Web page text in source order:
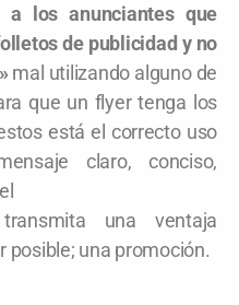
a los anunciantes que
de publicidad y no
mal utilizando alguno de
que un flyer tenga los
está el correcto uso
claro, conciso,
una ventaja
posible; una promoción.